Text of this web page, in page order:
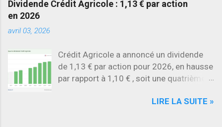
Dividende Crédit Agricole : 1,13 € par action
en 2026
avril 03, 2026
Crédit Agricole a annoncé un dividende
de 1,13 € par action pour 2026, en hausse
par rapport à 1,10 € , soit une quatrième
LIRE LA SUITE »